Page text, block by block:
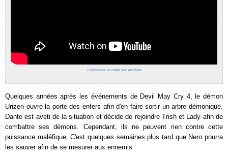
› Retrouvez la vidéo sur YouTube
Quelques années après les événements de Devil May Cry 4, le démon
Urizen ouvre la porte des enfers afin d'en faire sortir un arbre démonique.
Dante est aveti de la situation et décide de rejoindre Trish et Lady afin de
combattre ses démons. Cependant, ils ne peuvent rien contre cette
puissance maléfique. C'est quelques semaines plus tard que Nero pourra
les sauver afin de se mesurer aux ennemis.